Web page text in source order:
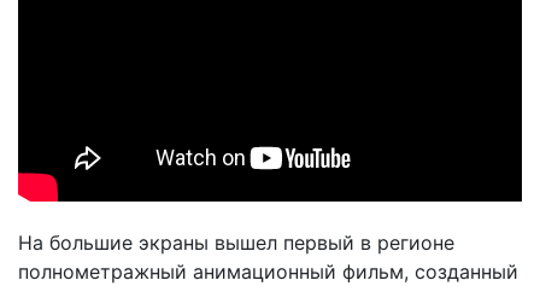
На большие экраны вышел первый в регионе
полнометражный анимационный фильм, созданный